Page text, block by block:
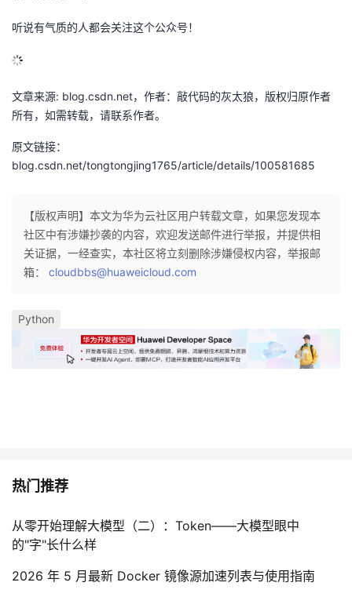
听说有气质的人都会关注这个公众号！
文章来源: blog.csdn.net，作者：敲代码的灰太狼，版权归原作者
所有，如需转载，请联系作者。
原文链接：
blog.csdn.net/tongtongjing1765/article/details/100581685
【版权声明】本文为华为云社区用户转载文章，如果您发现本
社区中有涉嫌抄袭的内容，欢迎发送邮件进行举报，并提供相
关证据，一经查实，本社区将立刻删除涉嫌侵权内容，举报邮
箱： cloudbbs@huaweicloud.com
Python
热门推荐
从零开始理解大模型（二）：Token——大模型眼中
的"字"长什么样
2026 年 5 月最新 Docker 镜像源加速列表与使用指南